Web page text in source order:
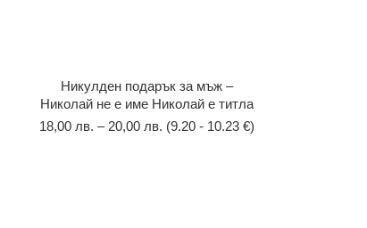
Никулден подарък за мъж –
Николай не е име Николай е титла
18,00 лв. – 20,00 лв. (9.20 - 10.23 €)